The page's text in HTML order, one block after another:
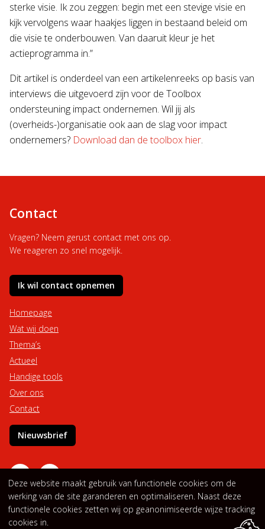
Deze website maakt gebruik van functionele cookies om de
werking van de site garanderen en optimaliseren. Naast deze
functionele cookies zetten wij op geanonimiseerde wijze tracking
cookies in.
sterke visie. Ik zou zeggen: begin met een stevige visie en
kijk vervolgens waar haakjes liggen in bestaand beleid om
die visie te onderbouwen. Van daaruit kleur je het
actieprogramma in.”
Dit artikel is onderdeel van een artikelenreeks op basis van
interviews die uitgevoerd zijn voor de Toolbox
ondersteuning impact ondernemen. Wil jij als
(overheids-)organisatie ook aan de slag voor impact
ondernemers? Download dan de toolbox hier.
Contact
Vragen? Neem gerust contact met ons op.
We reageren zo snel mogelijk.
Ik wil contact opnemen
Homepage
Wat wij doen
Thema’s
Actueel
Handige tools
Over ons
Contact
Nieuwsbrief
Privacyverklaring Cookieverklaring